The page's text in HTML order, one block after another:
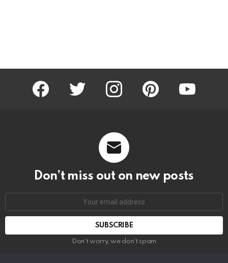
facebook twitter instagram pinterest youtube
Don’t miss out on new posts
Don't worry, we don't spam